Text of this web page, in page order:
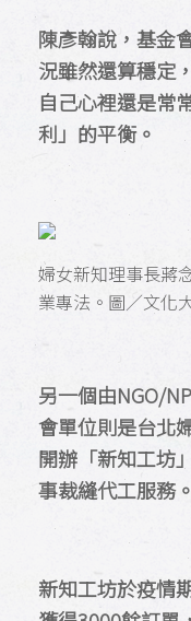
陳彥翰說，基金
況雖然還算穩定
自己心裡還是常
利」的平衡。
婦女新知理事長蔣
業專法。圖／文化
另一個由NGO/
會單位則是台北
開辦「新知工坊
事裁縫代工服務。
新知工坊於疫情